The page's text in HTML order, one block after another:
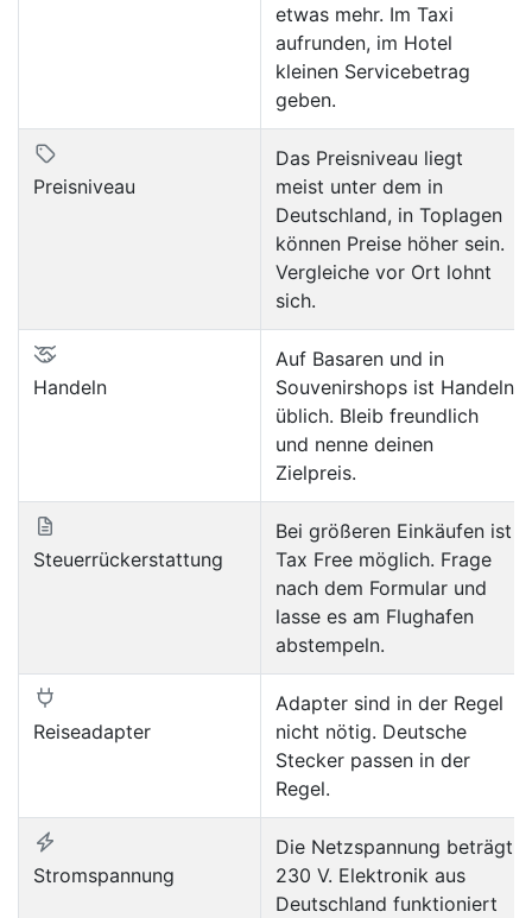
etwas mehr. Im Taxi
aufrunden, im Hotel
kleinen Servicebetrag
geben.
Preisniveau
Das Preisniveau liegt
meist unter dem in
Deutschland, in Toplagen
können Preise höher sein.
Vergleiche vor Ort lohnt
sich.
Handeln
Auf Basaren und in
Souvenirshops ist Handeln
üblich. Bleib freundlich
und nenne deinen
Zielpreis.
Steuerrückerstattung
Bei größeren Einkäufen ist
Tax Free möglich. Frage
nach dem Formular und
lasse es am Flughafen
abstempeln.
Reiseadapter
Adapter sind in der Regel
nicht nötig. Deutsche
Stecker passen in der
Regel.
Stromspannung
Die Netzspannung beträgt
230 V. Elektronik aus
Deutschland funktioniert